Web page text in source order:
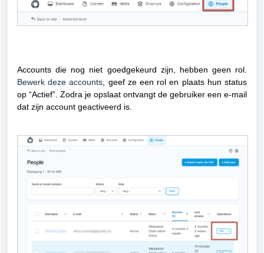
Accounts die nog niet goedgekeurd zijn, hebben geen rol.
Bewerk deze accounts , geef ze een rol en plaats hun status
op “Actief”. Zodra je opslaat ontvangt de gebruiker een e-mail
dat zijn account geactiveerd is.